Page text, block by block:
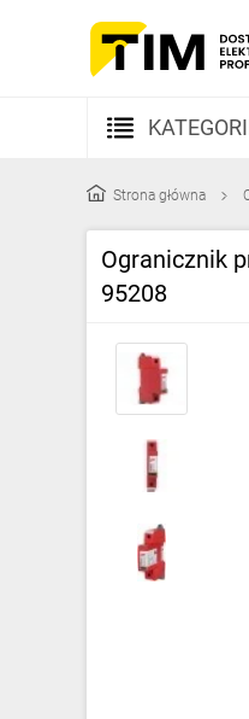
Kable i przewody
Rozdzielnice i
Fotowoltaika
Źródła światła
Ochrona odgromowa
Strona główna
Ogranicznik
95208